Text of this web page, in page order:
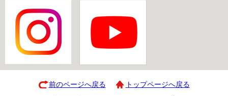
前のページへ戻る トップページへ戻る